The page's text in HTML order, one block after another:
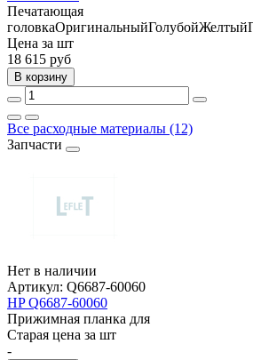
Печатающая
головкаОригинальныйГолубойЖелтый
Цена за шт
18 615 руб
В корзину
Все расходные материалы (12)
Запчасти
Нет в наличии
Артикул: Q6687-60060
HP Q6687-60060
Прижимная планка для
Старая цена за шт
-